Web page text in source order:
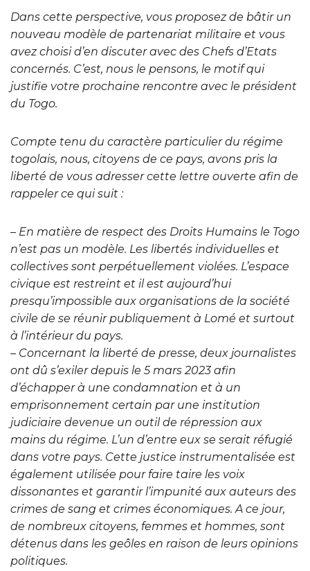
Dans cette perspective, vous proposez de bâtir un
nouveau modèle de partenariat militaire et vous
avez choisi d’en discuter avec des Chefs d’Etats
concernés. C’est, nous le pensons, le motif qui
justifie votre prochaine rencontre avec le président
du Togo.
Compte tenu du caractère particulier du régime
togolais, nous, citoyens de ce pays, avons pris la
liberté de vous adresser cette lettre ouverte afin de
rappeler ce qui suit :
– En matière de respect des Droits Humains le Togo
n’est pas un modèle. Les libertés individuelles et
collectives sont perpétuellement violées. L’espace
civique est restreint et il est aujourd’hui
presqu’impossible aux organisations de la société
civile de se réunir publiquement à Lomé et surtout
à l’intérieur du pays.
– Concernant la liberté de presse, deux journalistes
ont dû s’exiler depuis le 5 mars 2023 afin
d’échapper à une condamnation et à un
emprisonnement certain par une institution
judiciaire devenue un outil de répression aux
mains du régime. L’un d’entre eux se serait réfugié
dans votre pays. Cette justice instrumentalisée est
également utilisée pour faire taire les voix
dissonantes et garantir l’impunité aux auteurs des
crimes de sang et crimes économiques. A ce jour,
de nombreux citoyens, femmes et hommes, sont
détenus dans les geôles en raison de leurs opinions
politiques.